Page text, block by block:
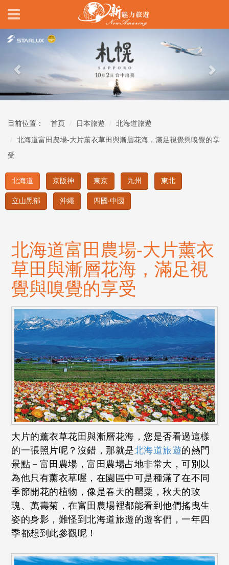
Previous
目前位置： 首頁 日本旅遊 北海道旅遊
北海道富田農場-大片薰衣草田與漸層花海，滿足視覺與嗅覺的享
受
北海道 京阪神 東京 九州 東北
立山黑部 沖繩 四國‧中國
北海道富田農場-大片薰衣
草田與漸層花海，滿足視
覺與嗅覺的享受
大片的薰衣草花田與漸層花海，您是否看過這樣
的一張照片呢？沒錯，那就是北海道旅遊的熱門
景點－富田農場，富田農場占地非常大，可別以
為他只有薰衣草喔，在園區中可是種滿了在不同
季節開花的植物，像是春天的罌粟，秋天的玫
瑰、萬壽菊，在富田農場裡都能看到他們搖曳生
姿的身影，難怪到北海道旅遊的遊客們，一年四
季都想到此參觀呢！